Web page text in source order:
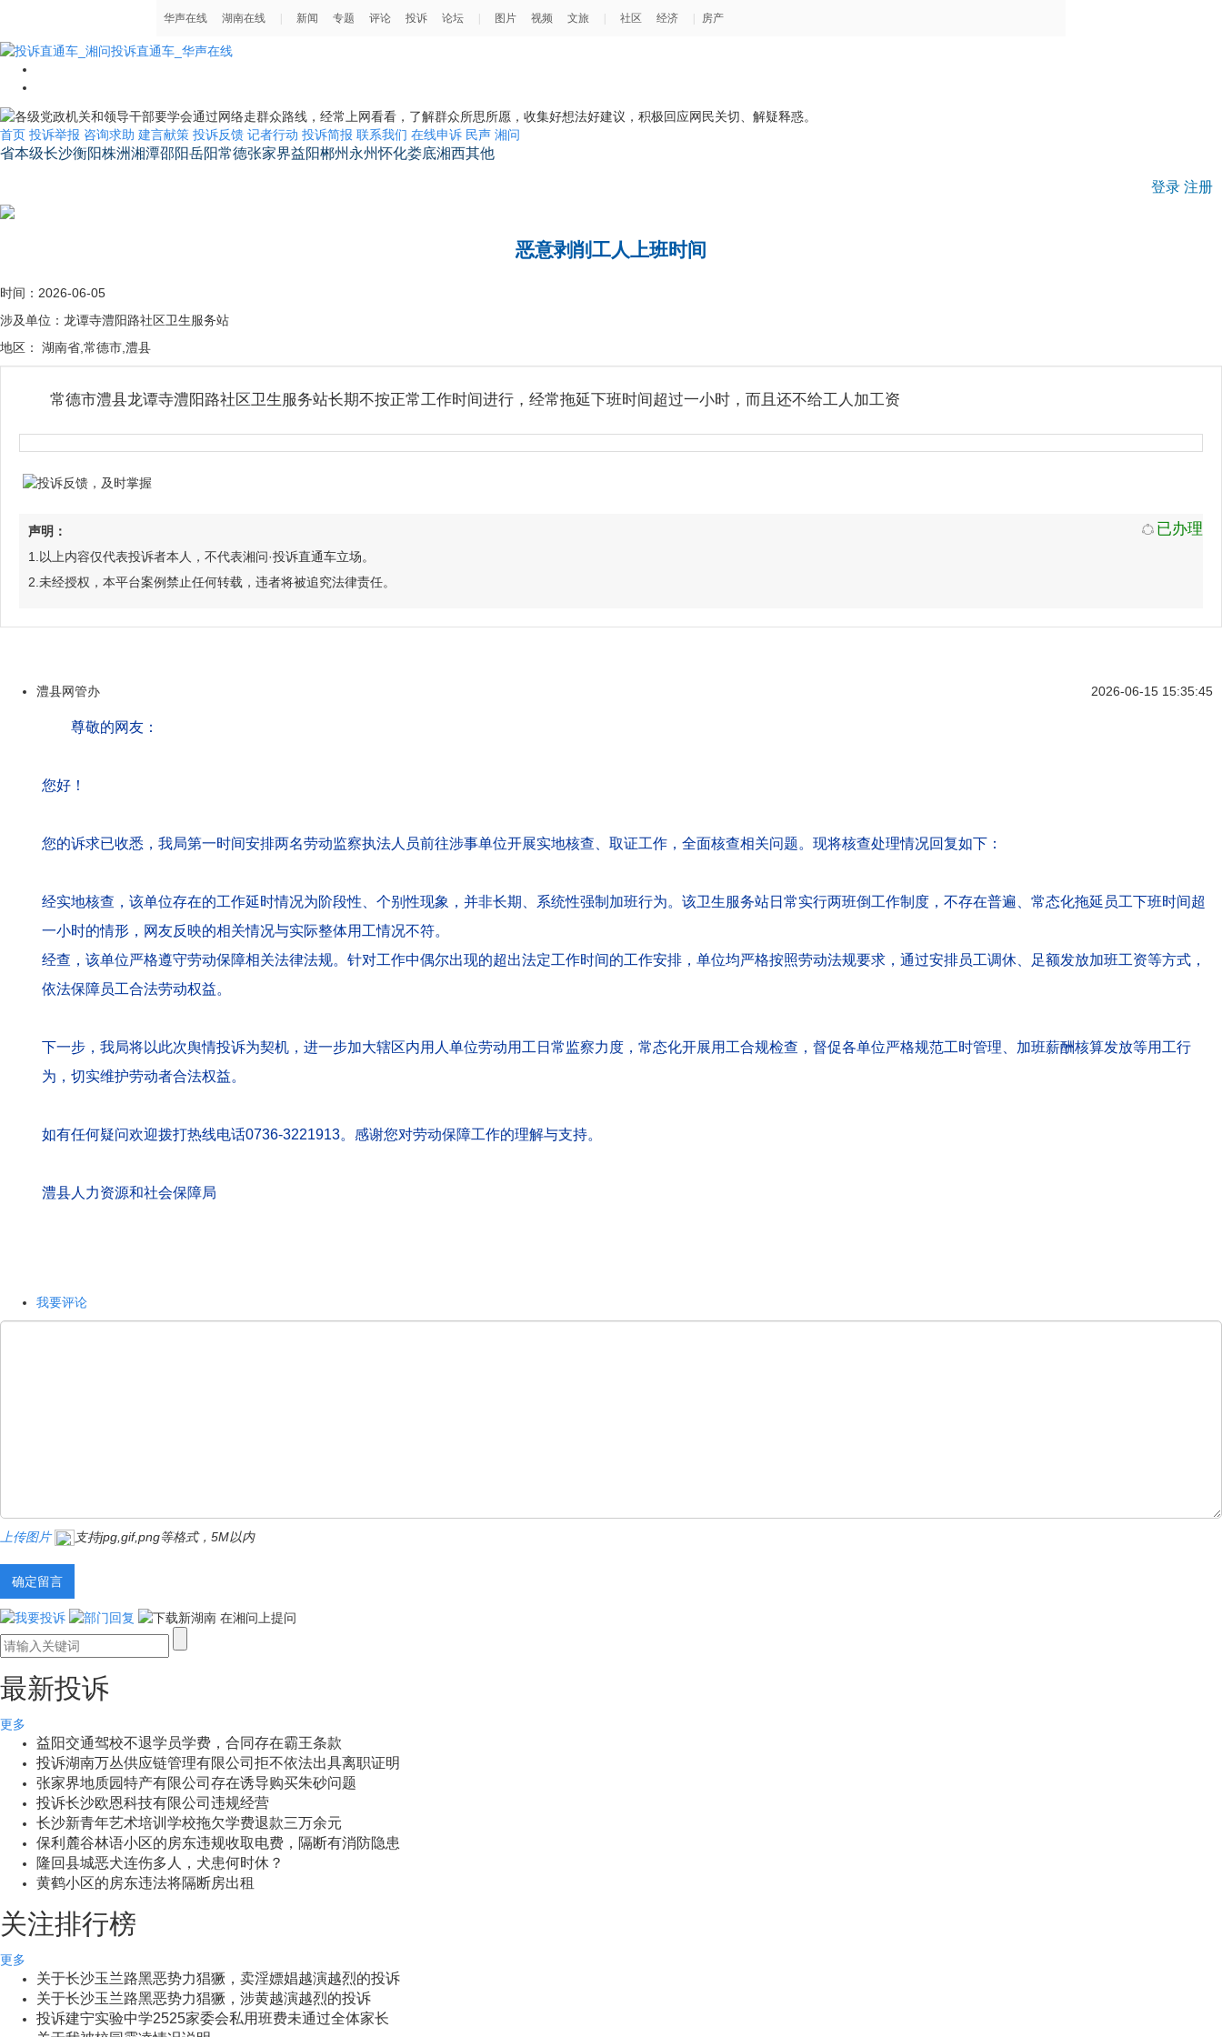
首页 投诉举报 咨询求助 建言献策 投诉反馈 记者行动 投诉简报 联系我们 在线申诉 民声 湘问
省本级长沙衡阳株洲湘潭邵阳岳阳常德张家界益阳郴州 永州怀化娄底湘西其他
登录 注册
恶意剥削工人上班时间
时间：2026-06-05
涉及单位：龙谭寺澧阳路社区卫生服务站
地区： 湖南省,常德市,澧县
常德市澧县龙谭寺澧阳路社区卫生服务站长期不按正常工作时间进行，经常拖延下班时间超过一小时，而且还不给工人加工资
已办理
声明：
1.以上内容仅代表投诉者本人，不代表湘问·投诉直通车立场。
2.未经授权，本平台案例禁止任何转载，违者将被追究法律责任。
澧县网管办 2026-06-15 15:35:45
尊敬的网友：
您好！
您的诉求已收悉，我局第一时间安排两名劳动监察执法人员前往涉事单位开展实地核查、取证工作，全面核查相关问题。现将核查处理情况回复如下：
经实地核查，该单位存在的工作延时情况为阶段性、个别性现象，并非长期、系统性强制加班行为。该卫生服务站日常实行两班倒工作制度，不存在普遍、常态化拖延员工下班时间超
一小时的情形，网友反映的相关情况与实际整体用工情况不符。
经查，该单位严格遵守劳动保障相关法律法规。针对工作中偶尔出现的超出法定工作时间的工作安排，单位均严格按照劳动法规要求，通过安排员工调休、足额发放加班工资等方式，
依法保障员工合法劳动权益。
下一步，我局将以此次舆情投诉为契机，进一步加大辖区内用人单位劳动用工日常监察力度，常态化开展用工合规检查，督促各单位严格规范工时管理、加班薪酬核算发放等用工行
为，切实维护劳动者合法权益。
如有任何疑问欢迎拨打热线电话0736-3221913。感谢您对劳动保障工作的理解与支持。
澧县人力资源和社会保障局
我要评论
上传图片 支持jpg,gif,png等格式，5M以内
最新投诉
更多
益阳交通驾校不退学员学费，合同存在霸王条款
投诉湖南万丛供应链管理有限公司拒不依法出具离职证明
张家界地质园特产有限公司存在诱导购买朱砂问题
投诉长沙欧恩科技有限公司违规经营
长沙新青年艺术培训学校拖欠学费退款三万余元
保利麓谷林语小区的房东违规收取电费，隔断有消防隐患
隆回县城恶犬连伤多人，犬患何时休？
黄鹤小区的房东违法将隔断房出租
关注排行榜
更多
关于长沙玉兰路黑恶势力猖獗，卖淫嫖娼越演越烈的投诉
关于长沙玉兰路黑恶势力猖獗，涉黄越演越烈的投诉
投诉建宁实验中学2525家委会私用班费未通过全体家长